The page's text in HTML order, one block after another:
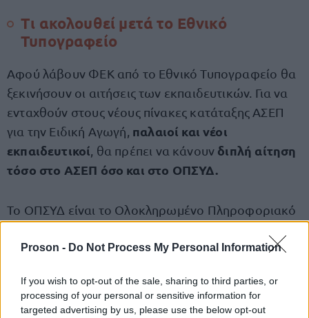
Proson - Do Not Process My Personal Information
If you wish to opt-out of the sale, sharing to third parties, or
processing of your personal or sensitive information for
targeted advertising by us, please use the below opt-out
Τι ακολουθεί μετά το Εθνικό
Τυπογραφείο
Αφού λάβουν ΦΕΚ από το Εθνικό Τυπογραφείο θα
ξεκινήσουν οι αιτήσεις των εκπαιδευτικών. Για να
ενταχθούν στους νέους πίνακες κατάταξης ΑΣΕΠ
για την Ειδική Αγωγή, παλαιοί και νέοι
εκπαιδευτικοί , θα πρέπει να κάνουν διπλή αίτηση
τόσο στο ΑΣΕΠ όσο και στο ΟΠΣΥΔ.
Το ΟΠΣΥΔ είναι το Ολοκληρωμένο Πληροφοριακό
και Δευτεροβάθμιας Εκπαίδευσης και
Παιδείας.